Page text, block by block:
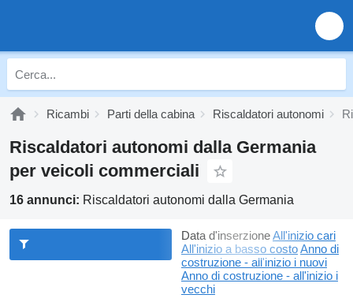
Ricambi Parti della cabina Riscaldatori autonomi
Riscaldatori autonomi dalla Germania
per veicoli commerciali
16 annunci: Riscaldatori autonomi dalla Germania
Data d'inserzioneAll'inizio cari
All'inizio a basso costoAnno di
costruzione - all'inizio i nuovi
Anno di costruzione - all'inizio i
vecchi